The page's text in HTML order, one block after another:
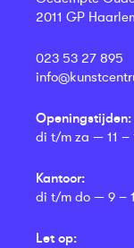
2011 GP
023 53 27 895
Openingstijden:
di t/m za — 11 –
Kantoor:
di t/m do — 9 –
Let op: